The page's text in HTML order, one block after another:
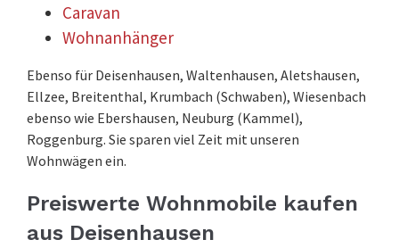
Caravan
Wohnanhänger
Ebenso für Deisenhausen, Waltenhausen, Aletshausen,
Ellzee, Breitenthal, Krumbach (Schwaben), Wiesenbach
ebenso wie Ebershausen, Neuburg (Kammel),
Roggenburg. Sie sparen viel Zeit mit unseren
Wohnwägen ein.
Preiswerte Wohnmobile kaufen
aus Deisenhausen